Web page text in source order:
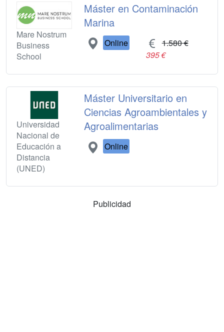
Mare Nostrum
Business
School
Máster en Contaminación
Marina
Online
1.580 €
395 €
Universidad
Nacional de
Educación a
Distancia
(UNED)
Máster Universitario en
Ciencias Agroambientales y
Agroalimentarias
Online
Publicidad